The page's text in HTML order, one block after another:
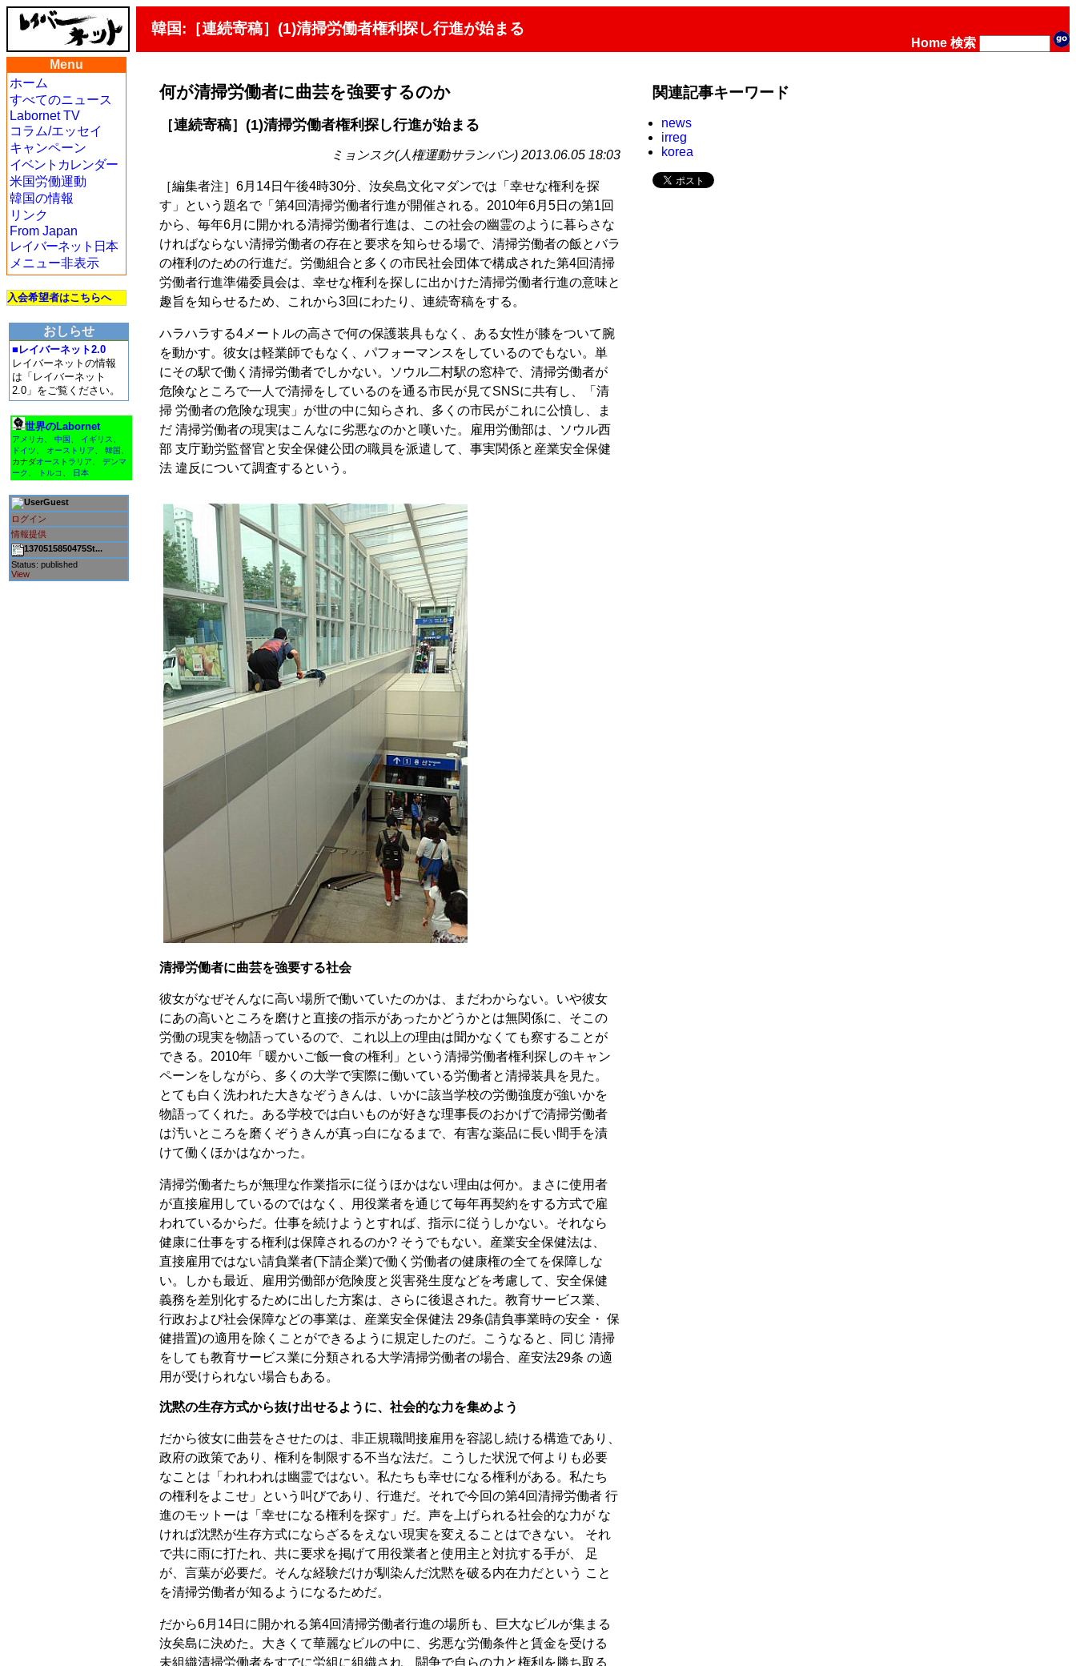
韓国:［連続寄稿］(1)清掃労働者権利探し行進が始まる
Home 検索
Menu
ホーム
すべてのニュース
Labornet TV
コラム/エッセイ
キャンペーン
イベントカレンダー
米国労働運動
韓国の情報
リンク
From Japan
レイバーネット日本
メニュー非表示
入会希望者はこちらへ
おしらせ
■レイバーネット2.0
レイバーネットの情報
は「レイバーネット
2.0」をご覧ください。
世界のLabornet
アメリカ 中国 イギリス
ドイツ
オーストリア 韓国
カナダオーストラリア
デンマ
ーク
トルコ 日本
Guest
ログイン
情報提供
1370515850475St...
Status: published
View
何が清掃労働者に曲芸を強要するのか
［連続寄稿］(1)清掃労働者権利探し行進が始まる
ミョンスク(人権運動サランバン) 2013.06.05 18:03
［編集者注］6月14日午後4時30分、汝矣島文化マダンでは「幸せな権利を探
す」という題名で「第4回清掃労働者行進が開催される。2010年6月5日の第1回
から、毎年6月に開かれる清掃労働者行進は、この社会の幽霊のように暮らさな
ければならない清掃労働者の存在と要求を知らせる場で、清掃労働者の飯とバラ
の権利のための行進だ。労働組合と多くの市民社会団体で構成された第4回清掃
労働者行進準備委員会は、幸せな権利を探しに出かけた清掃労働者行進の意味と
趣旨を知らせるため、これから3回にわたり、連続寄稿をする。
ハラハラする4メートルの高さで何の保護装具もなく、ある女性が膝をついて腕
を動かす。彼女は軽業師でもなく、パフォーマンスをしているのでもない。単
にその駅で働く清掃労働者でしかない。ソウル二村駅の窓枠で、清掃労働者が
危険なところで一人で清掃をしているのを通る市民が見てSNSに共有し、「清
掃 労働者の危険な現実」が世の中に知らされ、多くの市民がこれに公憤し、ま
だ 清掃労働者の現実はこんなに劣悪なのかと嘆いた。雇用労働部は、ソウル西
部 支庁勤労監督官と安全保健公団の職員を派遣して、事実関係と産業安全保健
法 違反について調査するという。
清掃労働者に曲芸を強要する社会
彼女がなぜそんなに高い場所で働いていたのかは、まだわからない。いや彼女
にあの高いところを磨けと直接の指示があったかどうかとは無関係に、そこの
労働の現実を物語っているので、これ以上の理由は聞かなくても察することが
できる。2010年「暖かいご飯一食の権利」という清掃労働者権利探しのキャン
ペーンをしながら、多くの大学で実際に働いている労働者と清掃装具を見た。
とても白く洗われた大きなぞうきんは、いかに該当学校の労働強度が強いかを
物語ってくれた。ある学校では白いものが好きな理事長のおかげで清掃労働者
は汚いところを磨くぞうきんが真っ白になるまで、有害な薬品に長い間手を漬
けて働くほかはなかった。
清掃労働者たちが無理な作業指示に従うほかはない理由は何か。まさに使用者
が直接雇用しているのではなく、用役業者を通じて毎年再契約をする方式で雇
われているからだ。仕事を続けようとすれば、指示に従うしかない。それなら
健康に仕事をする権利は保障されるのか? そうでもない。産業安全保健法は、
直接雇用ではない請負業者(下請企業)で働く労働者の健康権の全てを保障しな
い。しかも最近、雇用労働部が危険度と災害発生度などを考慮して、安全保健
義務を差別化するために出した方案は、さらに後退された。教育サービス業、
行政および社会保障などの事業は、産業安全保健法 29条(請負事業時の安全・ 保
健措置)の適用を除くことができるように規定したのだ。こうなると、同じ 清掃
をしても教育サービス業に分類される大学清掃労働者の場合、産安法29条 の適
用が受けられない場合もある。
沈黙の生存方式から抜け出せるように、社会的な力を集めよう
だから彼女に曲芸をさせたのは、非正規職間接雇用を容認し続ける構造であり、
政府の政策であり、権利を制限する不当な法だ。こうした状況で何よりも必要
なことは「われわれは幽霊ではない。私たちも幸せになる権利がある。私たち
の権利をよこせ」という叫びであり、行進だ。それで今回の第4回清掃労働者 行
進のモットーは「幸せになる権利を探す」だ。声を上げられる社会的な力が な
ければ沈黙が生存方式にならざるをえない現実を変えることはできない。 それ
で共に雨に打たれ、共に要求を掲げて用役業者と使用主と対抗する手が、 足
が、言葉が必要だ。そんな経験だけが馴染んだ沈黙を破る内在力だという こと
を清掃労働者が知るようになるためだ。
だから6月14日に開かれる第4回清掃労働者行進の場所も、巨大なビルが集まる
汝矣島に決めた。大きくて華麗なビルの中に、劣悪な労働条件と賃金を受ける
未組織清掃労働者をすでに労組に組織され、闘争で自らの力と権利を勝ち取る
関連記事キーワード
news
irreg
korea